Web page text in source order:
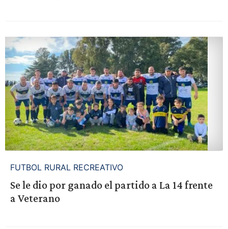
FUTBOL RURAL RECREATIVO
Se le dio por ganado el partido a La 14 frente
a Veterano